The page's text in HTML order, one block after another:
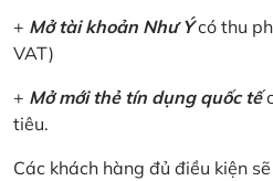
+ Mở tài khoản Như Ýcó thu
VAT)
+ Mở mới thẻ tín dụng quốc tế
tiêu.
Các khách hàng đủ điều kiện